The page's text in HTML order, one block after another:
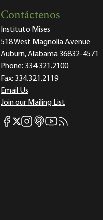
Contáctenos
Instituto Mises
518 West Magnolia Avenue
Auburn, Alabama 36832-4571
Phone: 334.321.2100
Fax: 334.321.2119
Email Us
Join our Mailing List
Mises Facebook
Mises X
Mises Instagram
Mises itunes
Mises Youtube
Mises RSS feed